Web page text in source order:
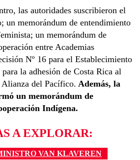
las autoridades suscribieron el
un memorándum de entendimiento
un memorándum de
entre Academias
Nº 16 para el Establecimiento
la adhesión de Costa Rica al
del Pacífico. Además, la
un memorándum de
Indígena.
A EXPLORAR:
VAN KLAVEREN